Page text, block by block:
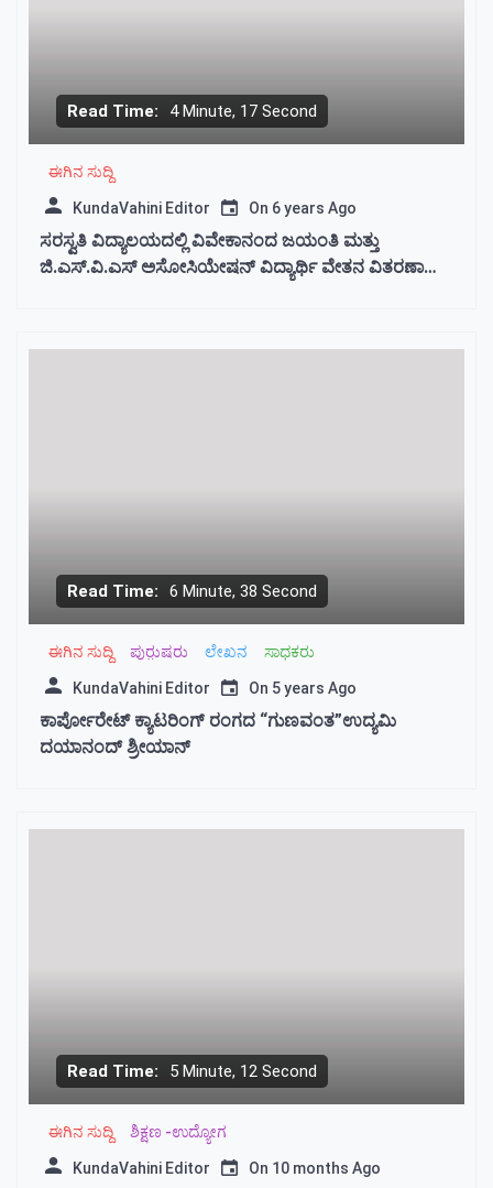
Read Time: 4 Minute, 17 Second
ಈಗಿನ ಸುದ್ದಿ
KundaVahini Editor On 6 years Ago
ಸರಸ್ವತಿ ವಿದ್ಯಾಲಯದಲ್ಲಿ ವಿವೇಕಾನಂದ ಜಯಂತಿ ಮತ್ತು
ಜಿ.ಎಸ್.ವಿ.ಎಸ್ ಅಸೋಸಿಯೇಷನ್ ವಿದ್ಯಾರ್ಥಿ ವೇತನ ವಿತರಣಾ
Read Time: 6 Minute, 38 Second
ಈಗಿನ ಸುದ್ದಿ ಪುರು಼ಷರು ಲೇಖನ ಸಾಧಕರು
KundaVahini Editor On 5 years Ago
ಕಾರ್ಪೋರೇಟ್ ಕ್ಯಾಟರಿಂಗ್ ರಂಗದ “ಗುಣವಂತ”ಉದ್ಯಮಿ
ದಯಾನಂದ್ ಶ್ರೀಯಾನ್
Read Time: 5 Minute, 12 Second
ಈಗಿನ ಸುದ್ದಿ ಶಿಕ್ಷಣ -ಉದ್ಯೋಗ
KundaVahini Editor On 10 months Ago